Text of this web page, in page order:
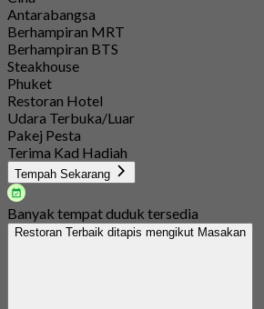
Antarabangsa
Berhampiran MRT
Berhampiran BTS
Steakhouse
Phuket
Restoran Hotel
Udara Terbuka/Luar
Pakej Pesta
Terima Kad Hadiah
Tempah Sekarang
Banyak tempat duduk tersedia
Restoran Terbaik ditapis mengikut Masakan